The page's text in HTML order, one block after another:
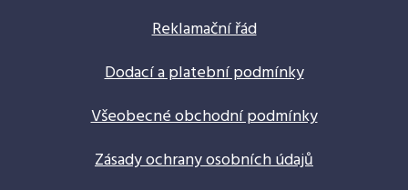
Reklamační řád
Dodací a platební podmínky
Všeobecné obchodní podmínky
Zásady ochrany osobních údajů